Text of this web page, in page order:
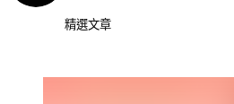
精選文章